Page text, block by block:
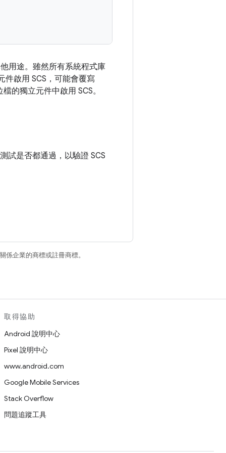
用途。雖然所有系統程式庫
啟用 SCS，可能會覆寫
的獨立元件中啟用 SCS。
試是否都通過，以驗證 SCS
企業的商標或註冊商標。
取得協助
Android 說明中心
Pixel 說明中心
www.android.com
Google Mobile Services
Stack Overflow
問題追蹤工具